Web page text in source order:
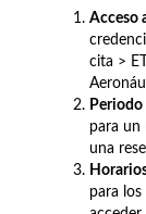
Acceso
cita >
Periodo
para un
una
para